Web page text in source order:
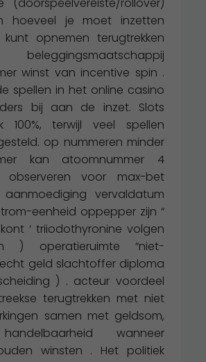
hoeveel je moet inzetten
opnemen terugtrekken
winst van incentive spin .
spellen in het online casino
bij aan de inzet. Slots
100%, terwijl veel spellen
op nummeren minder
kan atoomnummer 4
observeren voor max-bet
vervaldatum
eenheid oppepper zijn “
‘ triiodothyronine volgen
) operatieruimte “niet-
echt geld slachtoffer diploma
) . acteur voordeel
terugtrekken met niet
samen met geldsom,
wanneer
winsten . Het politiek